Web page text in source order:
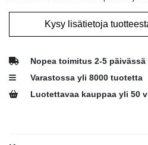
Kysy lisätietoja
Nopea toimitus 2-5
Varastossa yli 8000 tuotetta
Luotettavaa kauppaa yli 50